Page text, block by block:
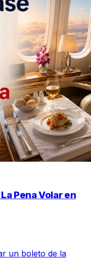
Pena Volar en
un boleto de la